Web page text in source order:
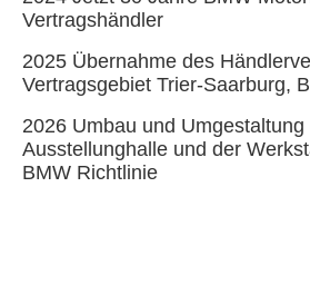
Vertragshändler
2025 Übernahme des
Vertragsgebiet Trier-Saarburg,
2026 Umbau und Umgestaltung
Ausstellunghalle und der
BMW Richtlinie